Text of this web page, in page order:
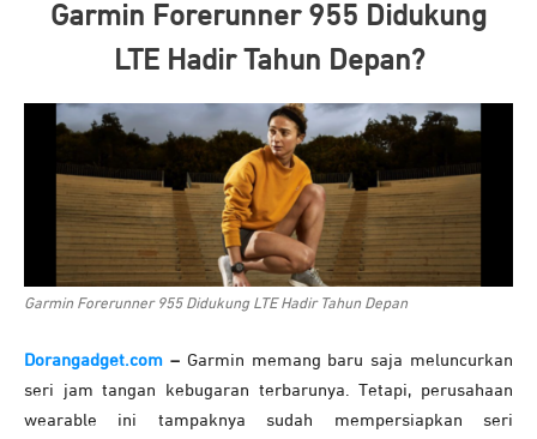
Garmin Forerunner 955 Didukung
LTE Hadir Tahun Depan?
Garmin Forerunner 955 Didukung LTE Hadir Tahun Depan
Dorangadget.com –Garmin memang baru saja meluncurkan
seri jam tangan kebugaran terbarunya. Tetapi, perusahaan
wearable ini tampaknya sudah mempersiapkan seri